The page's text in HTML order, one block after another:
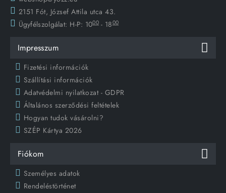
2151 Fót, József Attila utca 43.
Ügyfélszolgálat: H-P: 1000 - 1800
Impresszum
Fizetési információk
Szállítási információk
Adatvédelmi nyilatkozat - GDPR
Általános szerződési feltételek
Hogyan tudok vásárolni?
SZÉP Kártya 2026
Fiókom
Személyes adatok
Rendeléstörténet